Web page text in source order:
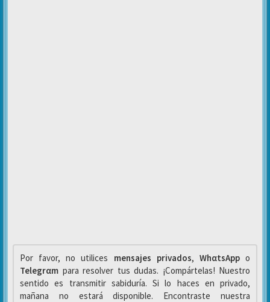
Por favor, no utilices mensajes privados, WhαtsAppo
Telegrαm para resolver tus dudas. ¡Compártelas! Nuestro
sentido es transmitir sabiduría. Si lo haces en privado,
mañana no estará disponible. Encontraste nuestra